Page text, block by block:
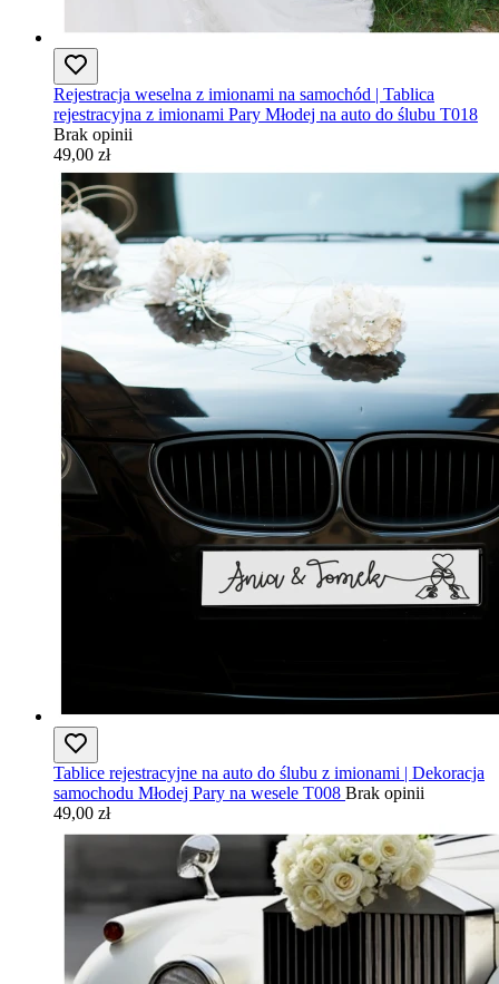
Rejestracja weselna z imionami na samochód | Tablica
rejestracyjna z imionami Pary Młodej na auto do ślubu T018
Brak opinii
49,00 zł
Tablice rejestracyjne na auto do ślubu z imionami | Dekoracja
samochodu Młodej Pary na wesele T008 Brak opinii
49,00 zł